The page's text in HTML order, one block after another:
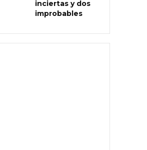
inciertas y dos
improbables